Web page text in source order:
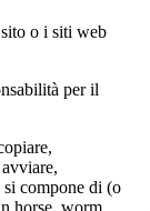
o i siti web
per il
compone di (o
horse, worm,